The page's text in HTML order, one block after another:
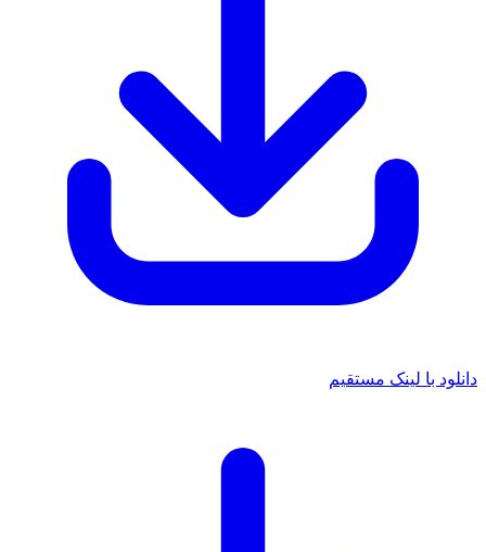
با لینک مستقیم